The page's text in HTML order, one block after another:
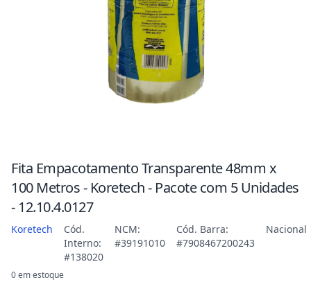
Fita Empacotamento Transparente 48mm x
100 Metros - Koretech - Pacote com 5 Unidades
- 12.10.4.0127
Koretech
Cód.
Interno:
#138020
NCM:
#39191010
Cód. Barra:
#7908467200243
Nacional
0 em estoque